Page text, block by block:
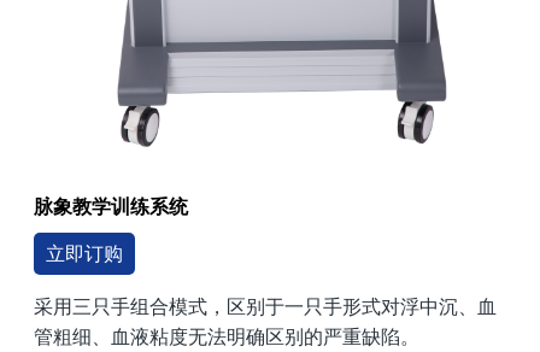
脉象教学训练系统
立即订购
采用三只手组合模式，区别于一只手形式对浮中沉、血
管粗细、血液粘度无法明确区别的严重缺陷。